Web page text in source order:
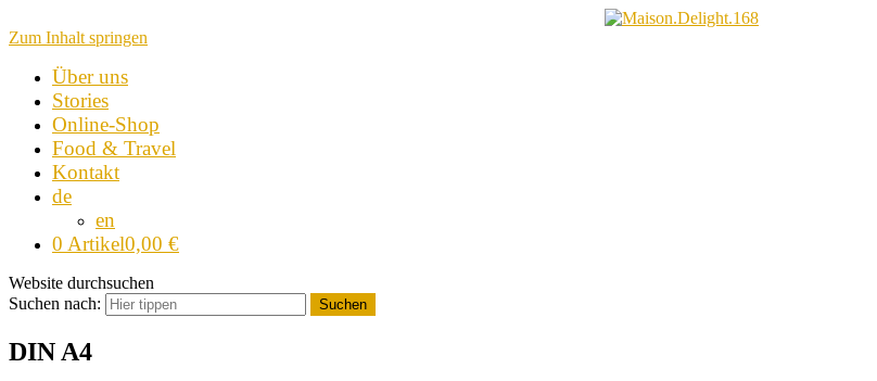
Zum Inhalt springen
Über uns
Stories
Online-Shop
Food & Travel
Kontakt
de
en
0 Artikel0,00 €
Website durchsuchen
Suchen nach:
Suchen
DIN A4